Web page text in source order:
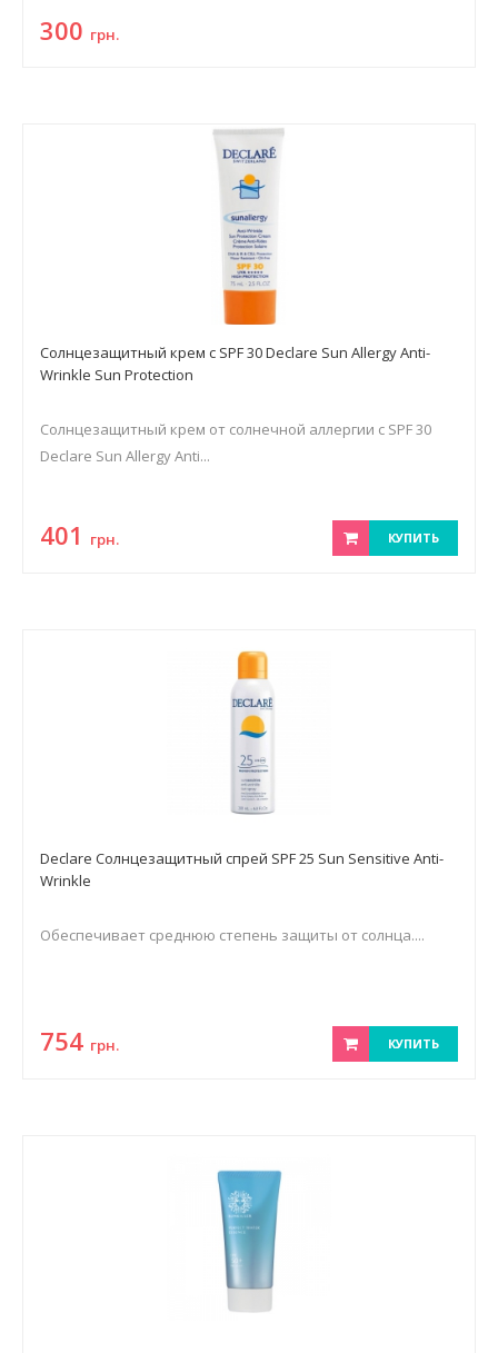
300 грн.
Солнцезащитный крем с SPF 30 Declare Sun Allergy Anti-
Wrinkle Sun Protection
Солнцезащитный крем от солнечной аллергии с SPF 30
Declare Sun Allergy Anti...
401 грн. КУПИТЬ
Declare Солнцезащитный спрей SPF 25 Sun Sensitive Anti-
Wrinkle
Обеспечивает среднюю степень защиты от солнца....
754 грн. КУПИТЬ